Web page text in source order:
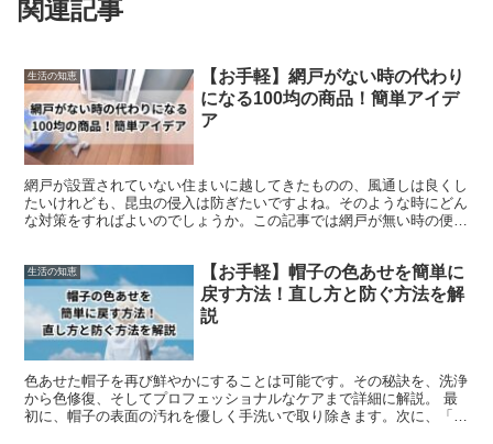
関連記事
生活の知恵
【お手軽】網戸がない時の代わり
になる100均の商品！簡単アイデ
ア
網戸が設置されていない住まいに越してきたものの、風通しは良くし
たいけれども、昆虫の侵入は防ぎたいですよね。そのような時にどん
な対策をすればよいのでしょうか。この記事では網戸が無い時の便利
生活の知恵
【お手軽】帽子の色あせを簡単に
戻す方法！直し方と防ぐ方法を解
説
色あせた帽子を再び鮮やかにすることは可能です。その秘訣を、洗浄
から色修復、そしてプロフェッショナルなケアまで詳細に解説。 最
初に、帽子の表面の汚れを優しく手洗いで取り除きます。次に、「染